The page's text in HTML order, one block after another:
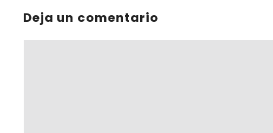
Deja un comentario